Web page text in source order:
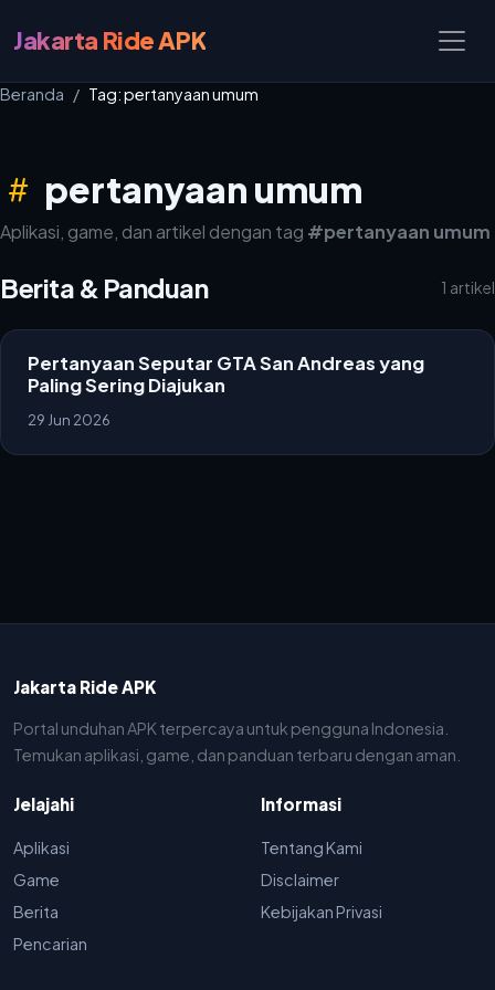
Jakarta Ride APK
Beranda Tag: pertanyaan umum
pertanyaan umum
Aplikasi, game, dan artikel dengan tag #pertanyaan umum
Berita & Panduan 1 artikel
Pertanyaan Seputar GTA San Andreas yang
Paling Sering Diajukan
29 Jun 2026
Jakarta Ride APK
Portal unduhan APK terpercaya untuk pengguna Indonesia.
Temukan aplikasi, game, dan panduan terbaru dengan aman.
Jelajahi
Aplikasi
Game
Berita
Pencarian
Informasi
Tentang Kami
Disclaimer
Kebijakan Privasi